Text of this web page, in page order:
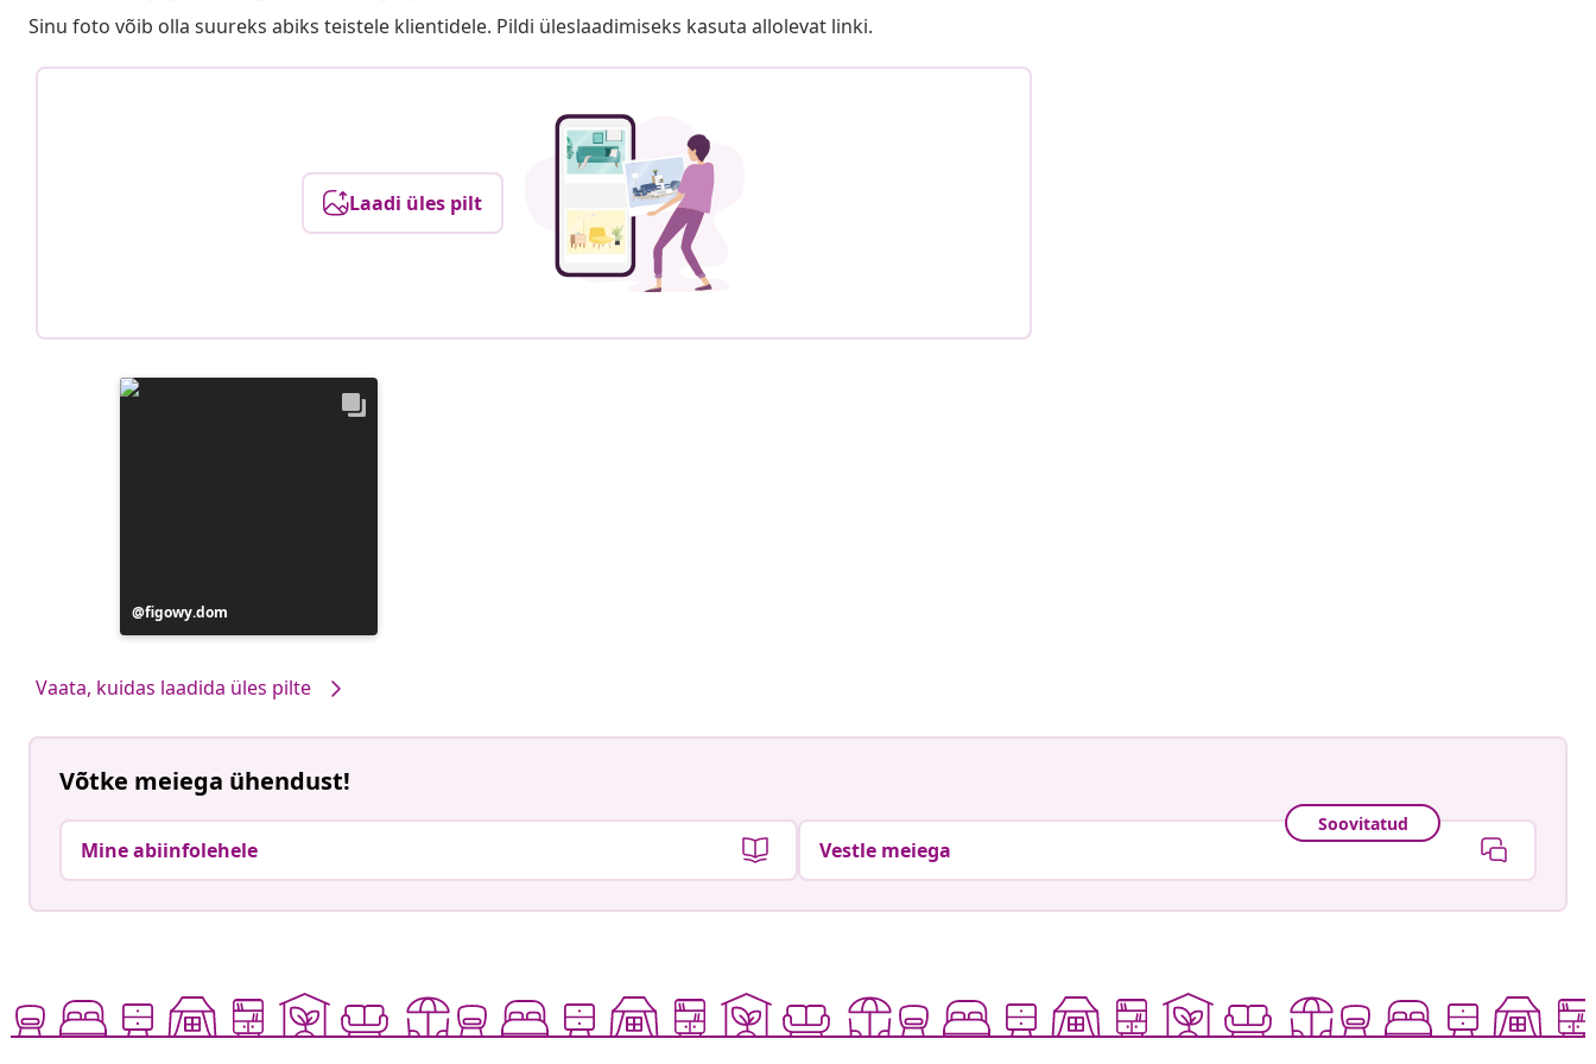
Sinu foto võib olla suureks abiks teistele klientidele. Pildi üleslaadimiseks kasuta allolevat linki.
Laadi üles pilt
Postitus
avaldatud
figowy.dom
Vaata, kuidas laadida üles pilte
Võtke meiega ühendust!
Mine abiinfolehele
Soovitatud
Vestle meiega